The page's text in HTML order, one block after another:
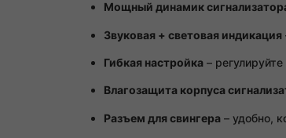
Мощный динамик
Звуковая + световая индикация
Гибкая настройка –
Влагозащита корпуса
Разъем для свингера – удобно,